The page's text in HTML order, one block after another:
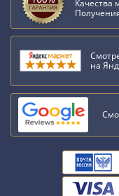
Качества
на